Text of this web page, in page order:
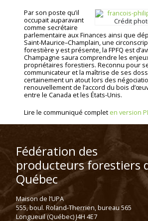
Crédit
Par son poste qu’il
occupait auparavant
comme secrétaire
parlementaire aux Finances ainsi que
Saint-Maurice–Champlain, une
forestière y est présente, la FPFQ est
Champagne saura comprendre les
propriétaires forestiers. Reconnu pour
communicateur et la maîtrise de ses
certainement un atout lors des
renouvellement de l’accord du bois
entre le Canada et les États-Unis.
Lire le communiqué complet en version
Fédération des
producteurs forestiers
Québec
Maison de l’UPA
555, boul. Roland-Therrien, bureau 565
Longueuil (Québec) J4H 4E7